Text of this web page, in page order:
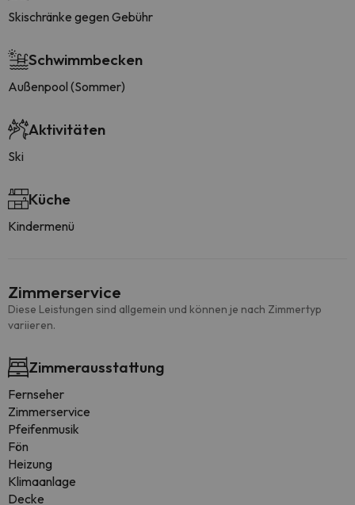
Skischränke gegen Gebühr
Schwimmbecken
Außenpool (Sommer)
Aktivitäten
Ski
Küche
Kindermenü
Zimmerservice
Diese Leistungen sind allgemein und können je nach Zimmertyp
variieren.
Zimmerausstattung
Fernseher
Zimmerservice
Pfeifenmusik
Fön
Heizung
Klimaanlage
Decke